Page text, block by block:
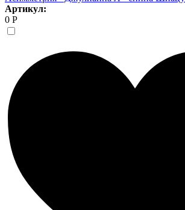
Артикул:
0 Р